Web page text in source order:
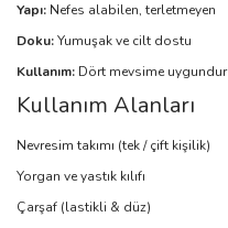
Yapı: Nefes alabilen, terletmeyen
Doku:Yumuşak ve cilt dostu
Kullanım: Dört mevsime uygundur
Kullanım Alanları
Nevresim takımı (tek / çift kişilik)
Yorgan ve yastık kılıfı
Çarşaf (lastikli & düz)